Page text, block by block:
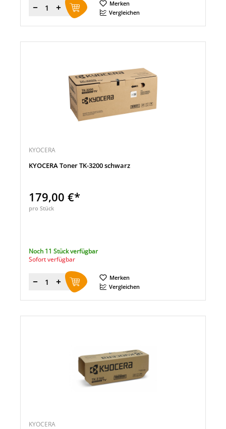
Menge
Merken
Vergleichen
KYOCERA
KYOCERA Toner TK-3200 schwarz
179,00 €*
pro Stück
Noch 11 Stück verfügbar
Sofort verfügbar
Menge
Merken
Vergleichen
KYOCERA